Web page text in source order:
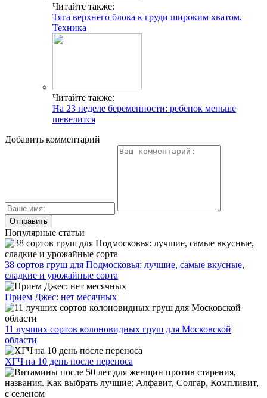
Читайте также:
Тяга верхнего блока к груди широким хватом.
Техника
Читайте также:
На 23 неделе беременности: ребенок меньше
шевелится
Добавить комментарий
Популярные статьи
38 сортов груш для Подмосковья: лучшие, самые вкусные,
сладкие и урожайные сорта
Прием Джес: нет месячных
11 лучших сортов колоновидных груш для Московской
области
ХГЧ на 10 день после переноса